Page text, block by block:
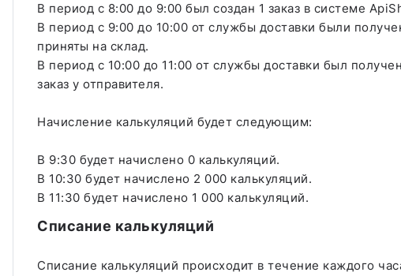
В период с 8:00 до 9:00 был создан 1 заказ в системе
В период с 9:00 до 10:00 от службы доставки были
приняты на склад.
В период с 10:00 до 11:00 от службы доставки был
заказ у отправителя.
Начисление калькуляций будет следующим:
В 9:30 будет начислено 0 калькуляций.
В 10:30 будет начислено 2 000 калькуляций.
В 11:30 будет начислено 1 000 калькуляций.
Списание калькуляций
Списание калькуляций происходит в течение каждого